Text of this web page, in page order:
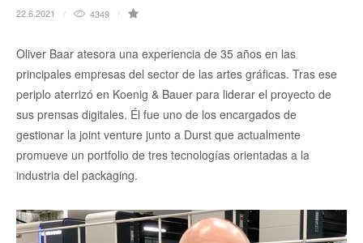
22.6.2021 4349
Oliver Baar atesora una experiencia de 35 años en las
principales empresas del sector de las artes gráficas. Tras ese
periplo aterrizó en Koenig & Bauer para liderar el proyecto de
sus prensas digitales. Él fue uno de los encargados de
gestionar la joint venture junto a Durst que actualmente
promueve un portfolio de tres tecnologías orientadas a la
industria del packaging.